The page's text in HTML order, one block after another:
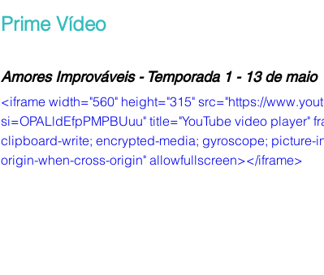
Prime Vídeo
Amores Improváveis - Temporada 1 - 13 de maio
<iframe width="560" height="315" src="https://
si=OPALldEfpPMPBUuu" title="YouTube video player"
clipboard-write; encrypted-media; gyroscope; picture-
origin-when-cross-origin" allowfullscreen></iframe>